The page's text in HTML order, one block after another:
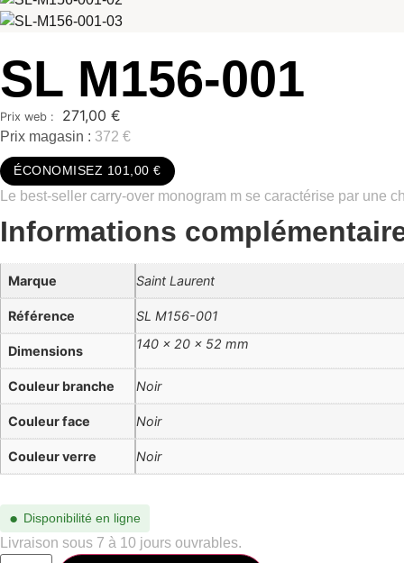
SL M156-001
271,00 €
Prix magasin : 372 €
ÉCONOMISEZ 101,00 €
Le best-seller carry-over monogram m se caractérise par
Informations
Référence SL M156-001
Dimensions 140 × 20 × 52 mm
Marque Saint Laurent
Couleur branche Noir
Couleur face Noir
Couleur verre Noir
● Disponibilité en ligne
Livraison sous 7 à 10 jours ouvrables.